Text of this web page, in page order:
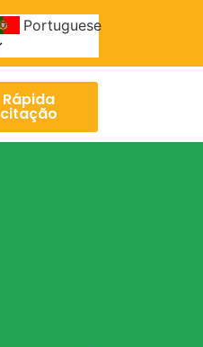
Portuguese
Rápida
citação